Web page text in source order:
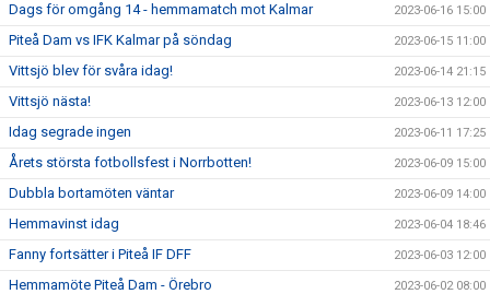
Dags för omgång 14 - hemmamatch mot Kalmar 2023-06-16 15:00
Piteå Dam vs IFK Kalmar på söndag 2023-06-15 11:00
Vittsjö blev för svåra idag! 2023-06-14 21:15
Vittsjö nästa! 2023-06-13 12:00
Idag segrade ingen 2023-06-11 17:25
Årets största fotbollsfest i Norrbotten! 2023-06-09 15:00
Dubbla bortamöten väntar 2023-06-09 14:00
Hemmavinst idag 2023-06-04 18:46
Fanny fortsätter i Piteå IF DFF 2023-06-03 12:00
Hemmamöte Piteå Dam - Örebro 2023-06-02 08:00